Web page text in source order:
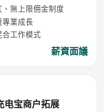
無上限佣金制度
業成長
工作模式
薪資面議
电宝商户拓展